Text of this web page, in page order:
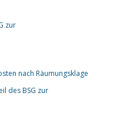
zur
nach Räumungsklage
des BSG zur